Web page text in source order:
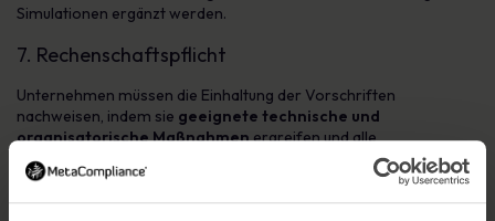
Simulationen ergänzt werden.
7. Rechenschaftspflicht
Unternehmen müssen die Einhaltung der Vorschriften
nachweisen, indem sie geeignete technische und
organisatorische Maßnahmenergreifen und alle
Datenverarbeitungsaktivitäten dokumentieren.
Rechenschaftspflicht sorgt für Vertrauen und reduziert rechtliche
Risiken.